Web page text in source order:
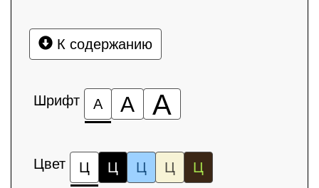
К содержанию
Шрифт А А А
Цвет Ц Ц Ц Ц Ц